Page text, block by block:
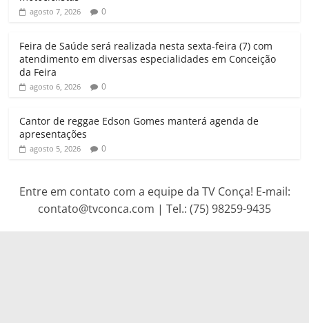
agosto 7, 2026 0
Feira de Saúde será realizada nesta sexta-feira (7) com
atendimento em diversas especialidades em Conceição
da Feira
agosto 6, 2026 0
Cantor de reggae Edson Gomes manterá agenda de
apresentações
agosto 5, 2026 0
Entre em contato com a equipe da TV Conça! E-mail:
contato@tvconca.com | Tel.: (75) 98259-9435